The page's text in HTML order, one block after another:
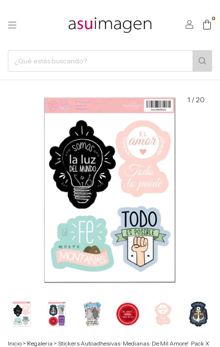
0
1 /20
Inicio > Regaleria > Stickers Autoadhesivas · Medianas · De Mil Amore' · Pack X